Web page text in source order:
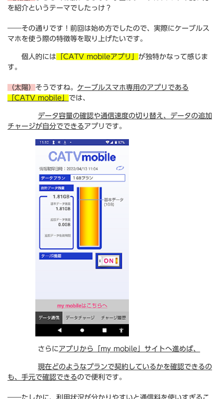
を紹介というテーマでしたっけ？
――その通りです！前回は始め方でしたので、実際にケーブルス
マホを使う際の特徴等を取り上げたいです。
個人的には 「CATV mobileアプリ」 が独特かなって感じま
す。
（太陽） そうですね。 ケーブルスマホ専用のアプリである
「CATV mobile」 では、
データ容量の確認や通信速度の切り替え、データの追加
チャージが自分でできるアプリです。
さらにアプリから「my mobile」サイトへ進めば、
現在どのようなプランで契約しているかを確認できるの
も、手元で確認できるので便利です。
――たしかに、利用状況が分かりやすいと通信料を使いすぎるこ